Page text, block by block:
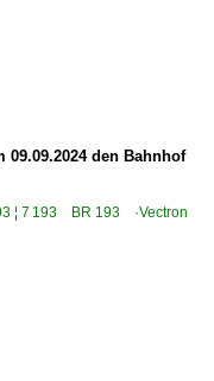
09.09.2024 den Bahnhof
¦ 7 193 BR 193 ·Vectron